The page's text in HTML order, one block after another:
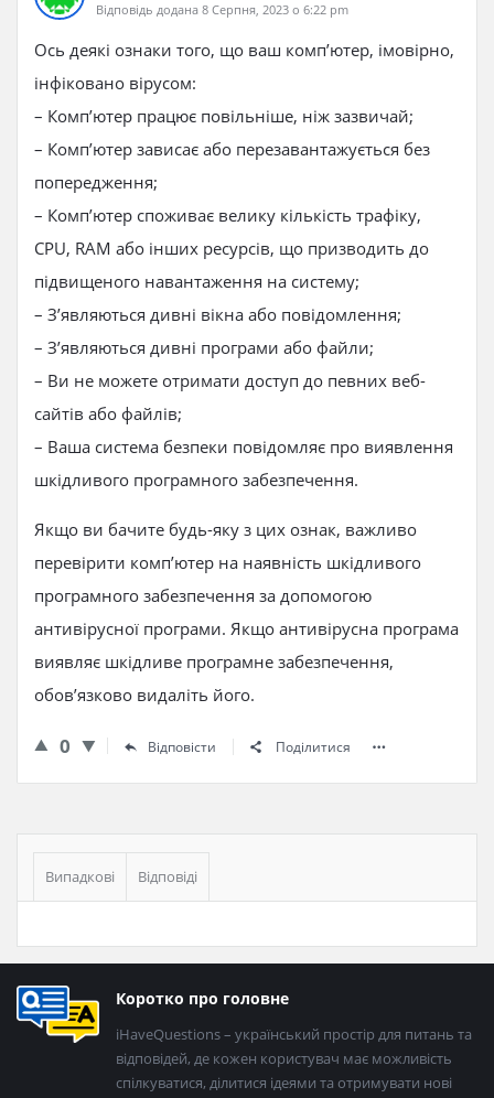
Відповідь додана 8 Серпня, 2023 о 6:22 pm
Ось деякі ознаки того, що ваш комп’ютер, імовірно,
інфіковано вірусом:
– Комп’ютер працює повільніше, ніж зазвичай;
– Комп’ютер зависає або перезавантажується без
попередження;
– Комп’ютер споживає велику кількість трафіку,
CPU, RAM або інших ресурсів, що призводить до
підвищеного навантаження на систему;
– З’являються дивні вікна або повідомлення;
– З’являються дивні програми або файли;
– Ви не можете отримати доступ до певних веб-
сайтів або файлів;
– Ваша система безпеки повідомляє про виявлення
шкідливого програмного забезпечення.
Якщо ви бачите будь-яку з цих ознак, важливо
перевірити комп’ютер на наявність шкідливого
програмного забезпечення за допомогою
антивірусної програми. Якщо антивірусна програма
виявляє шкідливе програмне забезпечення,
обов’язково видаліть його.
0 Відповісти Поділитися
Бічна
панель
Випадкові Відповіді
Нижній
колонтитул
Коротко про головне
iHaveQuestions – український простір для питань та
відповідей, де кожен користувач має можливість
спілкуватися, ділитися ідеями та отримувати нові